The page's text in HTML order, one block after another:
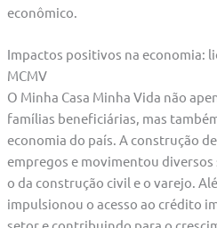
econômico.
Impactos positivos na economia:
MCMV
O Minha Casa Minha Vida não
famílias beneficiárias, mas
economia do país. A construção
empregos e movimentou
o da construção civil e o varejo.
impulsionou o acesso ao crédito